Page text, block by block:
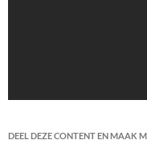
DEEL DEZE CONTENT EN MAAK